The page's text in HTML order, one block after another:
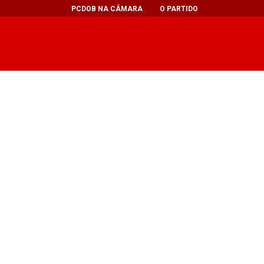
PCDOB NA CÂMARA O PARTIDO